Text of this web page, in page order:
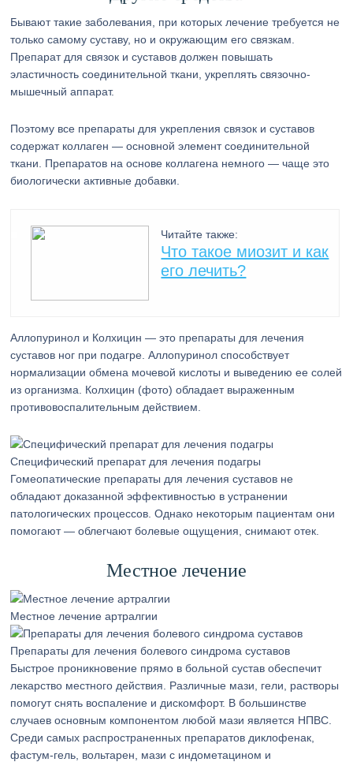
Бывают такие заболевания, при которых лечение требуется не
только самому суставу, но и окружающим его связкам.
Препарат для связок и суставов должен повышать
эластичность соединительной ткани, укреплять связочно-
мышечный аппарат.
Поэтому все препараты для укрепления связок и суставов
содержат коллаген — основной элемент соединительной
ткани. Препаратов на основе коллагена немного — чаще это
биологически активные добавки.
Читайте также:
Что такое миозит и как
его лечить?
Аллопуринол и Колхицин — это препараты для лечения
суставов ног при подагре. Аллопуринол способствует
нормализации обмена мочевой кислоты и выведению ее солей
из организма. Колхицин (фото) обладает выраженным
противовоспалительным действием.
Специфический препарат для лечения подагры
Гомеопатические препараты для лечения суставов не
обладают доказанной эффективностью в устранении
патологических процессов. Однако некоторым пациентам они
помогают — облегчают болевые ощущения, снимают отек.
Местное лечение
Местное лечение артралгии
Препараты для лечения болевого синдрома суставов
Быстрое проникновение прямо в больной сустав обеспечит
лекарство местного действия. Различные мази, гели, растворы
помогут снять воспаление и дискомфорт. В большинстве
случаев основным компонентом любой мази является НПВС.
Среди самых распространенных препаратов диклофенак,
фастум-гель, вольтарен, мази с индометацином и